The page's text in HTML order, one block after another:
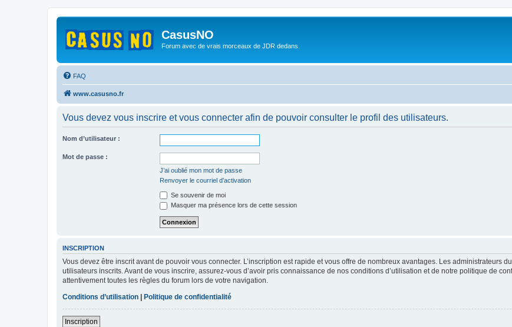
CasusNO
Forum avec de vrais morceaux de JDR dedans.
FAQ
www.casusno.fr
Vous devez vous inscrire et vous connecter afin de pouvoir consulter le profil des utilisateurs.
Nom d’utilisateur :
Mot de passe :
J’ai oublié mon mot de passe
Renvoyer le courriel d’activation
Se souvenir de moi
Masquer ma présence lors de cette session
INSCRIPTION
Vous devez être inscrit avant de pouvoir vous connecter. L’inscription est rapide et vous offre de nombreux avantages. Les administrateurs
utilisateurs inscrits. Avant de vous inscrire, assurez-vous d’avoir pris connaissance de nos conditions d’utilisation et de notre politique de
attentivement toutes les règles du forum lors de votre navigation.
Conditions d’utilisation
Politique de confidentialité
Inscription